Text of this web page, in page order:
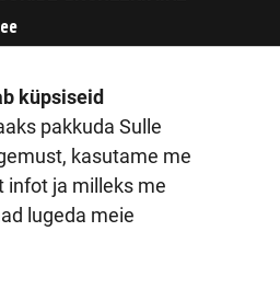
SA
küpsiseid
pakkuda Sulle
kasutame me
infot ja milleks me
lugeda meie